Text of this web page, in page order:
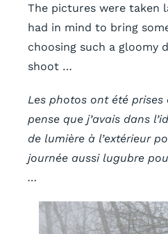
The pictures were taken
had in mind to bring
choosing such a gloomy
shoot …
Les photos ont été prises
pense que j’avais dans
de lumière à l’extérieur
journée aussi lugubre
…